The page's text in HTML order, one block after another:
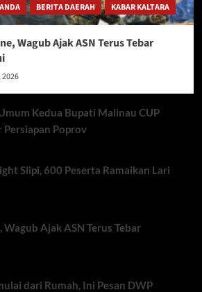
BERITA DAERAH KABAR KALTARA
Wagub Ajak ASN Terus Tebar
Kedua Bupati Malinau CUP
Poprov
Slipi, 600 Peserta Ramaikan Lari
Ajak ASN Terus Tebar
dari Rumah, Ini Pesan DWP